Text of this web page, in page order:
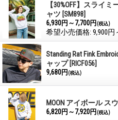
【30%OFF】スライミ
ャツ [SM898]
6,930円～7,700円 (税込)
希望小売価格: 9,900円
Standing Rat Fink
ャップ [RICF056]
9,680円 (税込)
MOON アイボール ス
6,820円～7,920円 (税込)